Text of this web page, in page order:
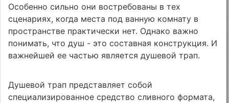
Особенно сильно они востребованы в тех
сценариях, когда места под ванную комнату в
пространстве практически нет. Однако важно
понимать, что душ - это составная конструкция. И
важнейшей ее частью является душевой трап.
Душевой трап представляет собой
специализированное средство сливного формата,